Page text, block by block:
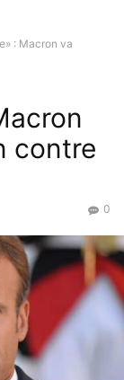
: Macron va
contre
0